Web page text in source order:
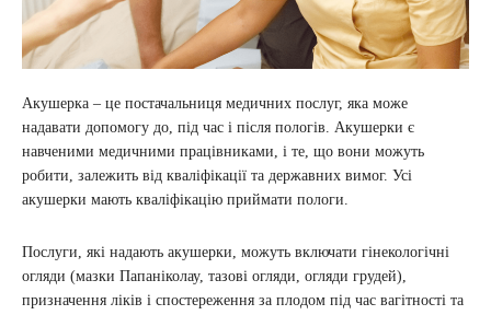
Акушерка – це постачальниця медичних послуг, яка може
надавати допомогу до, під час і після пологів. Акушерки є
навченими медичними працівниками, і те, що вони можуть
робити, залежить від кваліфікації та державних вимог. Усі
акушерки мають кваліфікацію приймати пологи.
Послуги, які надають акушерки, можуть включати гінекологічні
огляди (мазки Папаніколау, тазові огляди, огляди грудей),
призначення ліків і спостереження за плодом під час вагітності та